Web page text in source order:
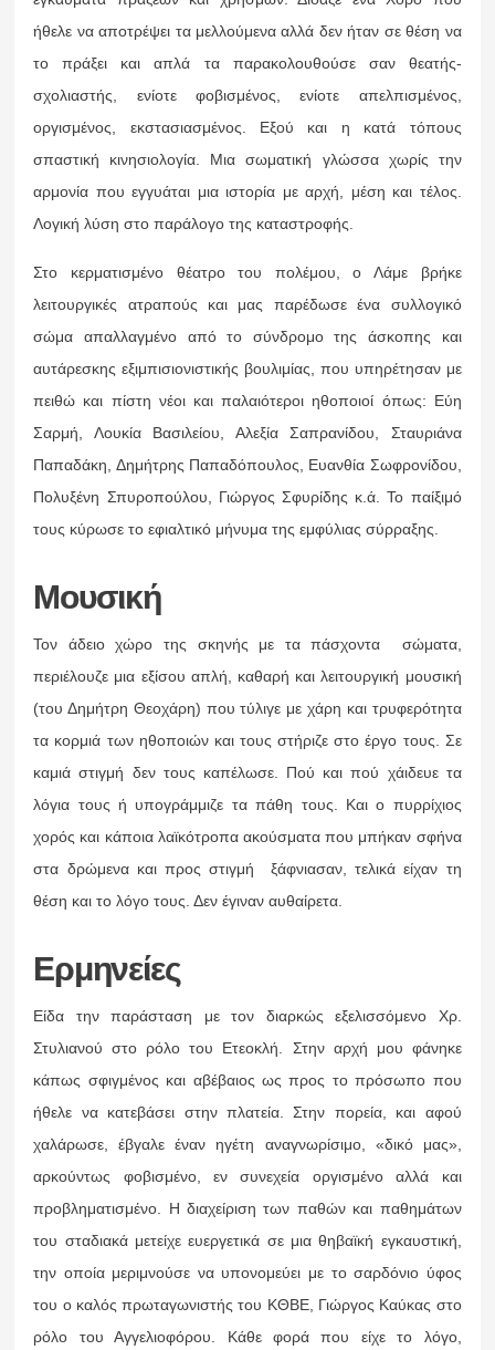
ήθελε να αποτρέψει τα μελλούμενα αλλά δεν ήταν σε θέση να
το πράξει και απλά τα παρακολουθούσε σαν θεατής-
σχολιαστής, ενίοτε φοβισμένος, ενίοτε απελπισμένος,
οργισμένος, εκστασιασμένος. Εξού και η κατά τόπους
σπαστική κινησιολογία. Μια σωματική γλώσσα χωρίς την
αρμονία που εγγυάται μια ιστορία με αρχή, μέση και τέλος.
Λογική λύση στο παράλογο της καταστροφής.
Στο κερματισμένο θέατρο του πολέμου, ο Λάμε βρήκε
λειτουργικές ατραπούς και μας παρέδωσε ένα συλλογικό
σώμα απαλλαγμένο από το σύνδρομο της άσκοπης και
αυτάρεσκης εξιμπισιονιστικής βουλιμίας, που υπηρέτησαν με
πειθώ και πίστη νέοι και παλαιότεροι ηθοποιοί όπως: Εύη
Σαρμή, Λουκία Βασιλείου, Αλεξία Σαπρανίδου, Σταυριάνα
Παπαδάκη, Δημήτρης Παπαδόπουλος, Ευανθία Σωφρονίδου,
Πολυξένη Σπυροπούλου, Γιώργος Σφυρίδης κ.ά. Το παίξιμό
τους κύρωσε το εφιαλτικό μήνυμα της εμφύλιας σύρραξης.
Μουσική
Τον άδειο χώρο της σκηνής με τα πάσχοντα σώματα,
περιέλουζε μια εξίσου απλή, καθαρή και λειτουργική μουσική
(του Δημήτρη Θεοχάρη) που τύλιγε με χάρη και τρυφερότητα
τα κορμιά των ηθοποιών και τους στήριζε στο έργο τους. Σε
καμιά στιγμή δεν τους καπέλωσε. Πού και πού χάιδευε τα
λόγια τους ή υπογράμμιζε τα πάθη τους. Και ο πυρρίχιος
χορός και κάποια λαϊκότροπα ακούσματα που μπήκαν σφήνα
στα δρώμενα και προς στιγμή ξάφνιασαν, τελικά είχαν τη
θέση και το λόγο τους. Δεν έγιναν αυθαίρετα.
Ερμηνείες
Είδα την παράσταση με τον διαρκώς εξελισσόμενο Χρ.
Στυλιανού στο ρόλο του Ετεοκλή. Στην αρχή μου φάνηκε
κάπως σφιγμένος και αβέβαιος ως προς το πρόσωπο που
ήθελε να κατεβάσει στην πλατεία. Στην πορεία, και αφού
χαλάρωσε, έβγαλε έναν ηγέτη αναγνωρίσιμο, «δικό μας»,
αρκούντως φοβισμένο, εν συνεχεία οργισμένο αλλά και
προβληματισμένο. Η διαχείριση των παθών και παθημάτων
του σταδιακά μετείχε ευεργετικά σε μια θηβαϊκή εγκαυστική,
την οποία μεριμνούσε να υπονομεύει με το σαρδόνιο ύφος
του ο καλός πρωταγωνιστής του ΚΘΒΕ, Γιώργος Καύκας στο
ρόλο του Αγγελιοφόρου. Κάθε φορά που είχε το λόγο,